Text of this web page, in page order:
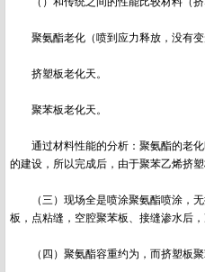
聚氨酯老化（喷到应力释放，没有变
挤塑板老化天。
聚苯板老化天。
通过材料性能的分析：聚氨酯的老化
的建设，所以完成后，由于聚苯乙烯挤
（三）现场全是喷涂聚氨酯喷涂，无
板，点粘缝，空腔聚苯板、接缝渗水后
（四）聚氨酯容重约为，而挤塑板聚